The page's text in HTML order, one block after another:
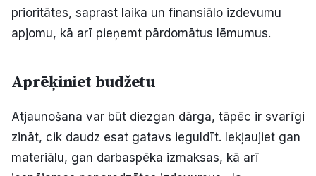
prioritātes, saprast laika un finansiālo izdevumu
apjomu, kā arī pieņemt pārdomātus lēmumus.
Aprēķiniet budžetu
Atjaunošana var būt diezgan dārga, tāpēc ir svarīgi
zināt, cik daudz esat gatavs ieguldīt. Iekļaujiet gan
materiālu, gan darbaspēka izmaksas, kā arī